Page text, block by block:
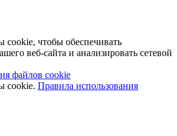
чтобы обеспечивать
веб-сайта и анализировать сетевой
файлов cookie
cookie. Правила использования